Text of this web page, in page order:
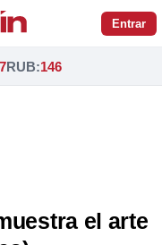
Entrar
RUB:146
el arte